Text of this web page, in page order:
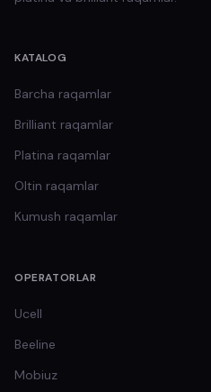
KATALOG
Barcha raqamlar
Brilliant raqamlar
Platina raqamlar
Oltin raqamlar
Kumush raqamlar
OPERATORLAR
Ucell
Beeline
Mobiuz